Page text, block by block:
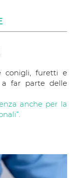
conigli, furetti e
far parte delle
anche per la